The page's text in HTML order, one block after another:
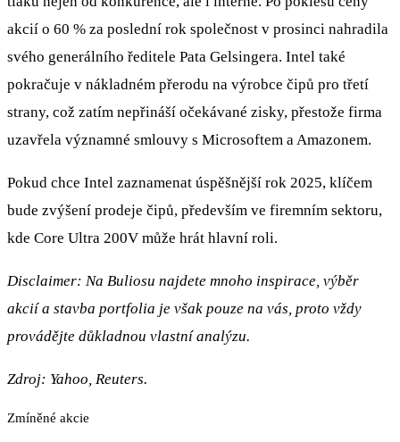
akcií o 60 % za poslední rok společnost v prosinci nahradila
svého generálního ředitele Pata Gelsingera. Intel také
pokračuje v nákladném přerodu na výrobce čipů pro třetí
strany, což zatím nepřináší očekávané zisky, přestože firma
uzavřela významné smlouvy s Microsoftem a Amazonem.
Pokud chce Intel zaznamenat úspěšnější rok 2025, klíčem
bude zvýšení prodeje čipů, především ve firemním sektoru,
kde Core Ultra 200V může hrát hlavní roli.
Disclaimer: Na Buliosu najdete mnoho inspirace, výběr
akcií a stavba portfolia je však pouze na vás, proto vždy
provádějte důkladnou vlastní analýzu.
Zdroj: Yahoo, Reuters.
Zmíněné akcie